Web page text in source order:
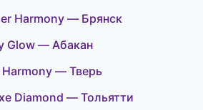
Harmony — Брянск
Glow — Абакан
Harmony — Тверь
Diamond — Тольятти